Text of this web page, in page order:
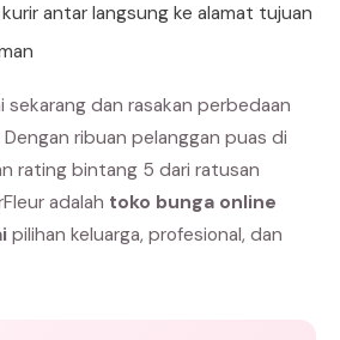
antar langsung ke alamat tujuan
sekarang dan rasakan perbedaan
Dengan ribuan pelanggan puas di
rating bintang 5 dari ratusan
adalah toko bunga online
pilihan keluarga, profesional, dan